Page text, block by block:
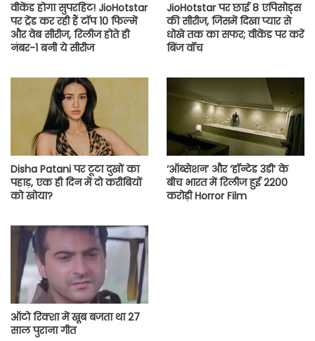
वीकेंड होगा सुपरहिट! JioHotstar
पर ट्रेंड कर रही हैं टॉप 10 फिल्में
और वेब सीरीज, रिलीज होते ही
नंबर-1 बनी ये सीरीज
JioHotstar पर छाई 8 एपिसोड्स
की सीरीज, जिसमें दिखा प्यार से
धोखे तक का सफर; वीकेंड पर करें
बिंज वॉच
Disha Patani पर टूटा दुखों का
पहाड़, एक ही दिन में दो करीबियों
को खोया?
‘ऑब्सेशन’ और ‘हॉन्टेड 3डी’ के
बीच भारत में रिलीज हुई 2200
करोड़ी Horror Film
ऑटो रिक्शा में खूब बजता था 27
साल पुराना गीत